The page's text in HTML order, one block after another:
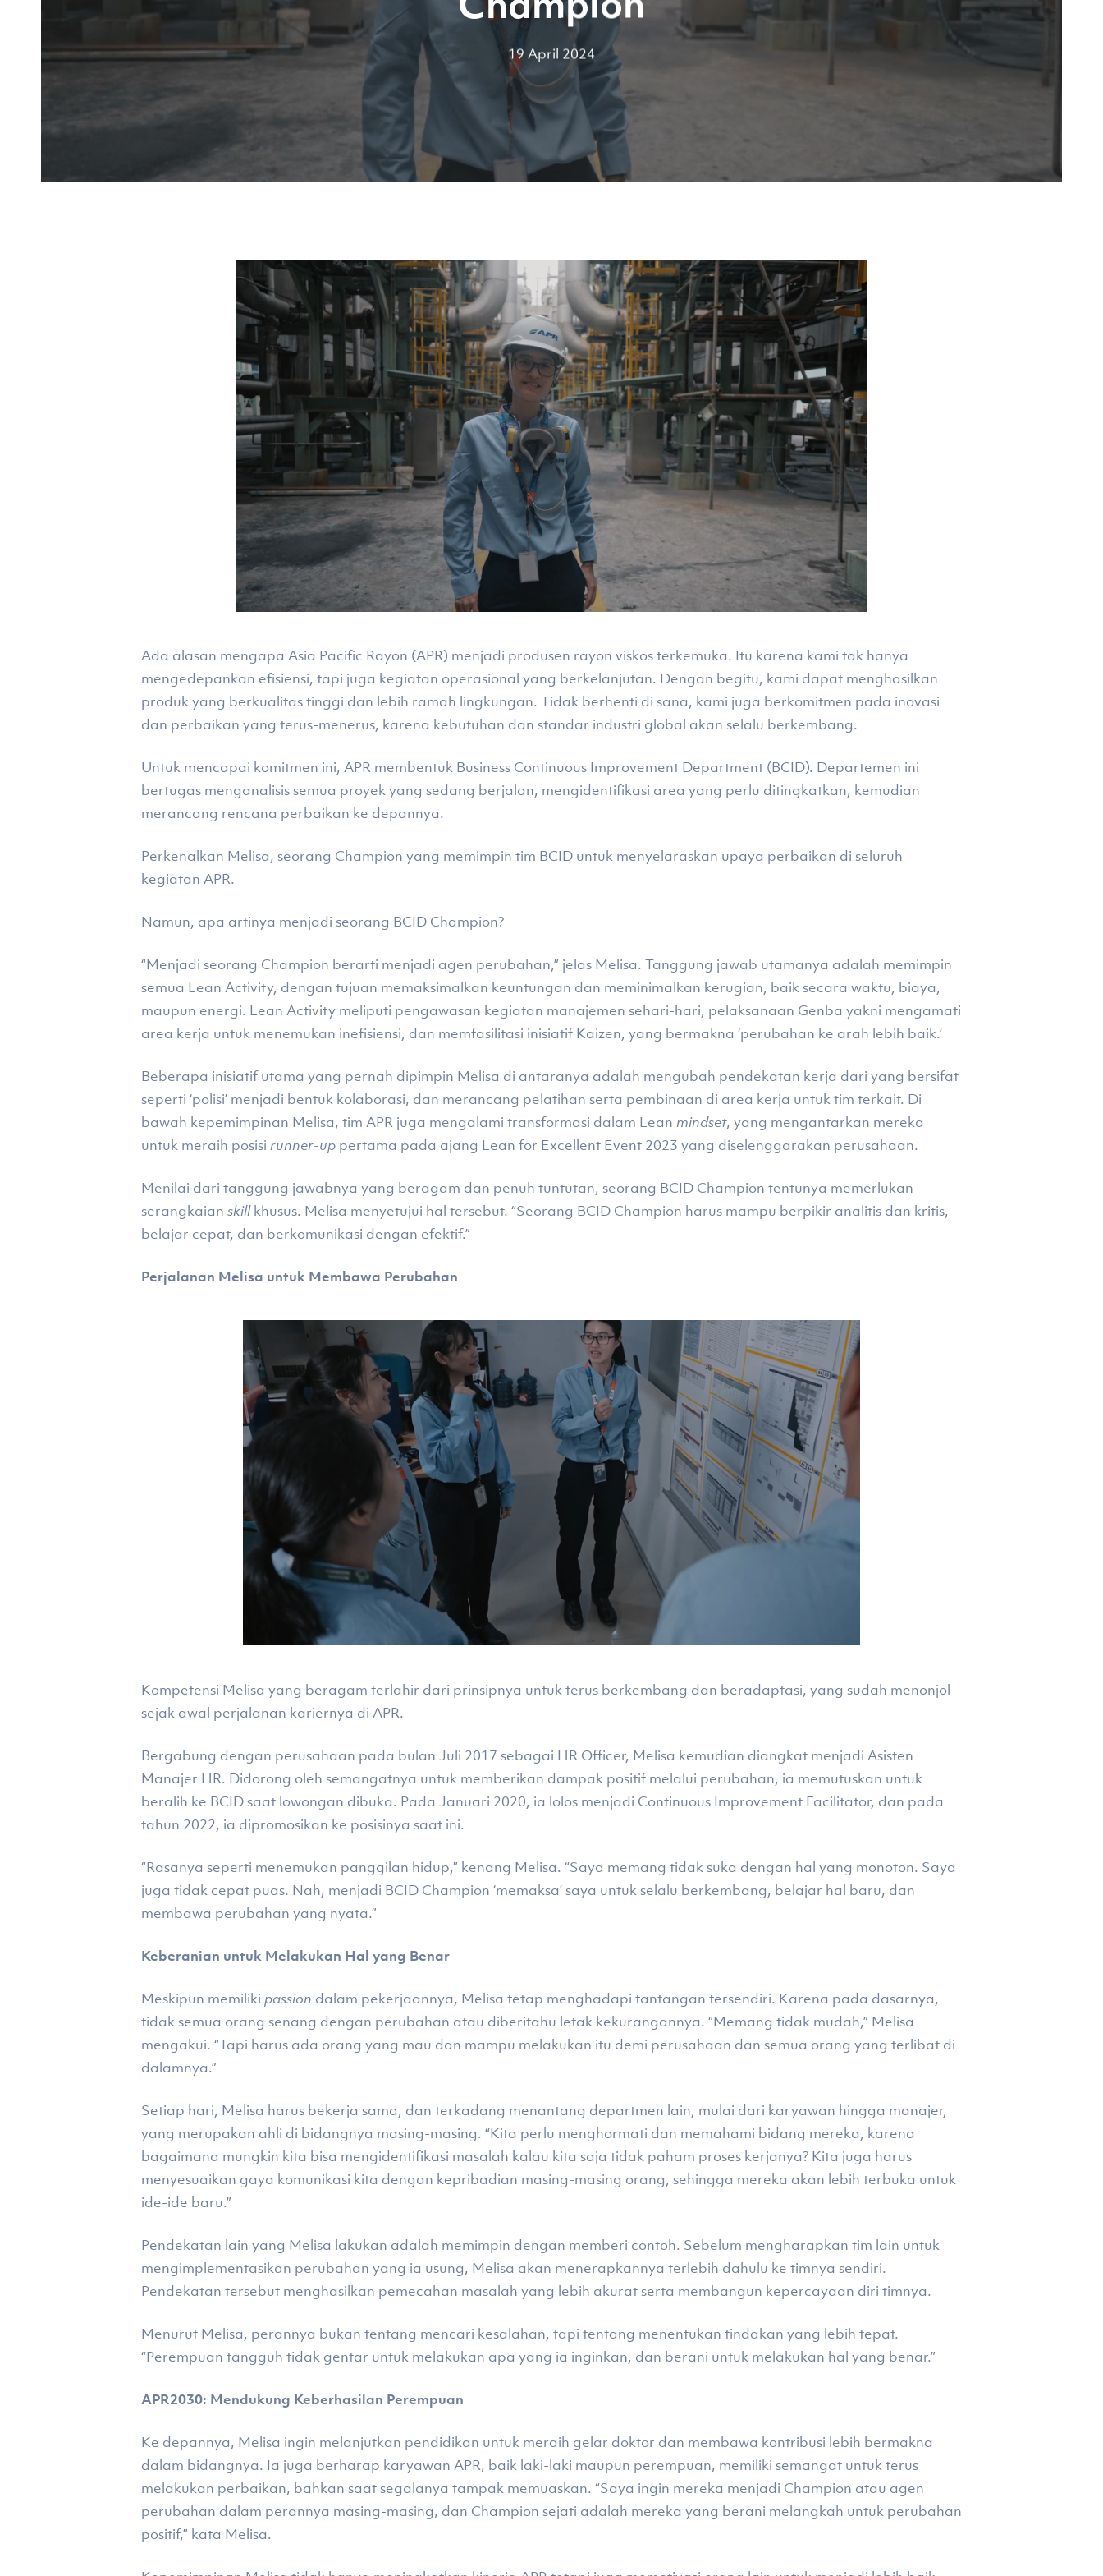
Hit enter to search or ESC to close
19 April 2024
Ada alasan mengapa Asia Pacific Rayon (APR) menjadi produsen rayon viskos terkemuka. Itu karena kami tak hanya
mengedepankan efisiensi, tapi juga kegiatan operasional yang berkelanjutan. Dengan begitu, kami dapat menghasilkan
produk yang berkualitas tinggi dan lebih ramah lingkungan. Tidak berhenti di sana, kami juga berkomitmen pada inovasi
dan perbaikan yang terus-menerus, karena kebutuhan dan standar industri global akan selalu berkembang.
Untuk mencapai komitmen ini, APR membentuk Business Continuous Improvement Department (BCID). Departemen ini
bertugas menganalisis semua proyek yang sedang berjalan, mengidentifikasi area yang perlu ditingkatkan, kemudian
merancang rencana perbaikan ke depannya.
Perkenalkan Melisa, seorang Champion yang memimpin tim BCID untuk menyelaraskan upaya perbaikan di seluruh
kegiatan APR.
Namun, apa artinya menjadi seorang BCID Champion?
“Menjadi seorang Champion berarti menjadi agen perubahan,” jelas Melisa. Tanggung jawab utamanya adalah memimpin
semua Lean Activity, dengan tujuan memaksimalkan keuntungan dan meminimalkan kerugian, baik secara waktu, biaya,
maupun energi. Lean Activity meliputi pengawasan kegiatan manajemen sehari-hari, pelaksanaan Genba yakni mengamati
area kerja untuk menemukan inefisiensi, dan memfasilitasi inisiatif Kaizen, yang bermakna ‘perubahan ke arah lebih baik.’
Beberapa inisiatif utama yang pernah dipimpin Melisa di antaranya adalah mengubah pendekatan kerja dari yang bersifat
seperti ‘polisi’ menjadi bentuk kolaborasi, dan merancang pelatihan serta pembinaan di area kerja untuk tim terkait. Di
bawah kepemimpinan Melisa, tim APR juga mengalami transformasi dalam Lean mindset, yang mengantarkan mereka
untuk meraih posisi runner-up pertama pada ajang Lean for Excellent Event 2023 yang diselenggarakan perusahaan.
Menilai dari tanggung jawabnya yang beragam dan penuh tuntutan, seorang BCID Champion tentunya memerlukan
serangkaian skillkhusus. Melisa menyetujui hal tersebut. “Seorang BCID Champion harus mampu berpikir analitis dan kritis,
belajar cepat, dan berkomunikasi dengan efektif.”
Perjalanan Melisa untuk Membawa Perubahan
Kompetensi Melisa yang beragam terlahir dari prinsipnya untuk terus berkembang dan beradaptasi, yang sudah menonjol
sejak awal perjalanan kariernya di APR.
Bergabung dengan perusahaan pada bulan Juli 2017 sebagai HR Officer, Melisa kemudian diangkat menjadi Asisten
Manajer HR. Didorong oleh semangatnya untuk memberikan dampak positif melalui perubahan, ia memutuskan untuk
beralih ke BCID saat lowongan dibuka. Pada Januari 2020, ia lolos menjadi Continuous Improvement Facilitator, dan pada
tahun 2022, ia dipromosikan ke posisinya saat ini.
“Rasanya seperti menemukan panggilan hidup,” kenang Melisa. “Saya memang tidak suka dengan hal yang monoton. Saya
juga tidak cepat puas. Nah, menjadi BCID Champion ‘memaksa’ saya untuk selalu berkembang, belajar hal baru, dan
membawa perubahan yang nyata.”
Keberanian untuk Melakukan Hal yang Benar
Meskipun memiliki passion dalam pekerjaannya, Melisa tetap menghadapi tantangan tersendiri. Karena pada dasarnya,
tidak semua orang senang dengan perubahan atau diberitahu letak kekurangannya. “Memang tidak mudah,” Melisa
mengakui. “Tapi harus ada orang yang mau dan mampu melakukan itu demi perusahaan dan semua orang yang terlibat di
dalamnya.”
Setiap hari, Melisa harus bekerja sama, dan terkadang menantang departmen lain, mulai dari karyawan hingga manajer,
yang merupakan ahli di bidangnya masing-masing. “Kita perlu menghormati dan memahami bidang mereka, karena
bagaimana mungkin kita bisa mengidentifikasi masalah kalau kita saja tidak paham proses kerjanya? Kita juga harus
menyesuaikan gaya komunikasi kita dengan kepribadian masing-masing orang, sehingga mereka akan lebih terbuka untuk
ide-ide baru.”
Pendekatan lain yang Melisa lakukan adalah memimpin dengan memberi contoh. Sebelum mengharapkan tim lain untuk
mengimplementasikan perubahan yang ia usung, Melisa akan menerapkannya terlebih dahulu ke timnya sendiri.
Pendekatan tersebut menghasilkan pemecahan masalah yang lebih akurat serta membangun kepercayaan diri timnya.
Menurut Melisa, perannya bukan tentang mencari kesalahan, tapi tentang menentukan tindakan yang lebih tepat.
“Perempuan tangguh tidak gentar untuk melakukan apa yang ia inginkan, dan berani untuk melakukan hal yang benar.”
APR2030: Mendukung Keberhasilan Perempuan
Ke depannya, Melisa ingin melanjutkan pendidikan untuk meraih gelar doktor dan membawa kontribusi lebih bermakna
dalam bidangnya. Ia juga berharap karyawan APR, baik laki-laki maupun perempuan, memiliki semangat untuk terus
melakukan perbaikan, bahkan saat segalanya tampak memuaskan. “Saya ingin mereka menjadi Champion atau agen
perubahan dalam perannya masing-masing, dan Champion sejati adalah mereka yang berani melangkah untuk perubahan
positif,” kata Melisa.